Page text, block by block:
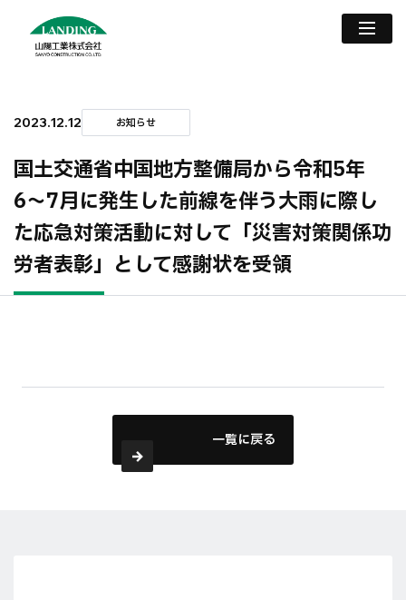
2023.12.12 お知らせ
国土交通省中国地方整備局から令和5年
6〜7月に発生した前線を伴う大雨に際し
た応急対策活動に対して「災害対策関係功
労者表彰」として感謝状を受領
一覧に戻る